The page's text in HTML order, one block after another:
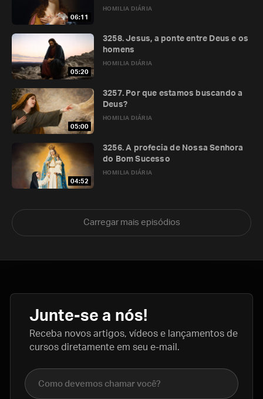
06:11
HOMILIA DIÁRIA
05:20
HOMILIA DIÁRIA
3258. Jesus, a ponte entre Deus e os
homens
05:00
HOMILIA DIÁRIA
3257. Por que estamos buscando a
Deus?
04:52
HOMILIA DIÁRIA
3256. A profecia de Nossa Senhora
do Bom Sucesso
Carregar mais episódios
Junte-se a nós!
Receba novos artigos, vídeos e lançamentos de
cursos diretamente em seu e-mail.
Nome completo